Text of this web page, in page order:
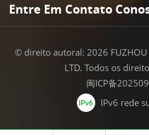
Entre Em Contato
© direito autoral: 2026 FUZHOU
LTD. Todos os
闽ICP备
IPv6 rede